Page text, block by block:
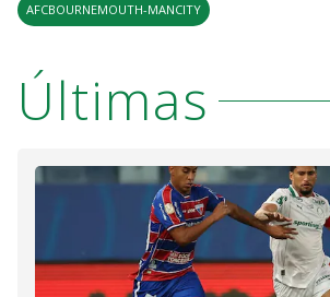
AFCBOURNEMOUTH-MANCITY
Últimas